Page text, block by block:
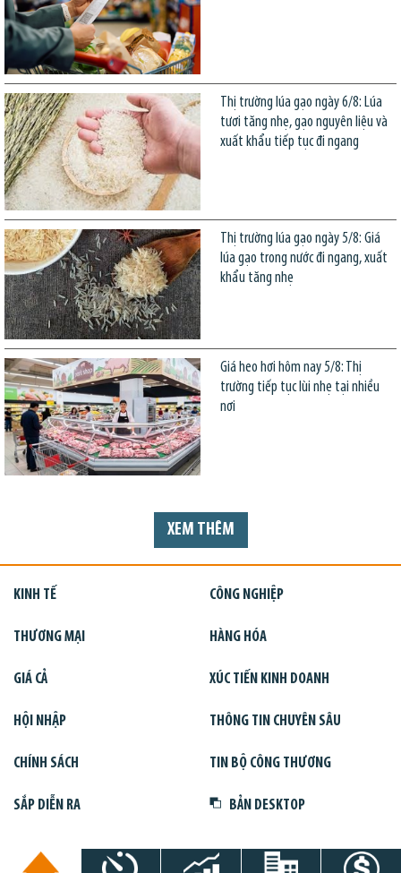
Thị trường lúa gạo ngày 6/8: Lúa
tươi tăng nhẹ, gạo nguyên liệu và
xuất khẩu tiếp tục đi ngang
Thị trường lúa gạo ngày 5/8: Giá
lúa gạo trong nước đi ngang, xuất
khẩu tăng nhẹ
Giá heo hơi hôm nay 5/8: Thị
trường tiếp tục lùi nhẹ tại nhiều
nơi
XEM THÊM
KINH TẾ CÔNG NGHIỆP
THƯƠNG MẠI HÀNG HÓA
GIÁ CẢ XÚC TIẾN KINH DOANH
HỘI NHẬP THÔNG TIN CHUYÊN SÂU
CHÍNH SÁCH TIN BỘ CÔNG THƯƠNG
SẮP DIỄN RA BẢN DESKTOP